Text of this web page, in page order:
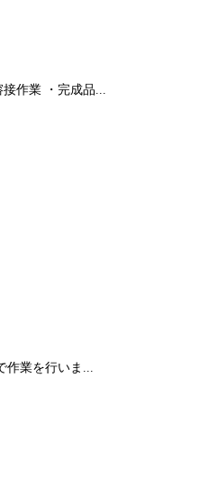
作業 ・完成品...
業を行いま...